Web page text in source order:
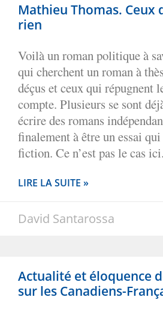
Mathieu Thomas.
rien
Voilà un roman politique à
qui cherchent un roman à
déçus et ceux qui répugnent
compte. Plusieurs se sont
écrire des romans
finalement à être un essai
fiction. Ce n’est pas le cas ici.
LIRE LA SUITE »
David Santarossa
Actualité et éloquence
sur les Canadiens-